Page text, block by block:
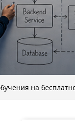
на